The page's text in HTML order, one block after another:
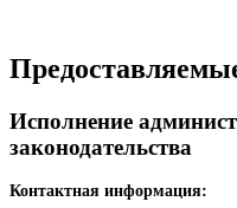
Исполнение
законодательства
Контактная информация: